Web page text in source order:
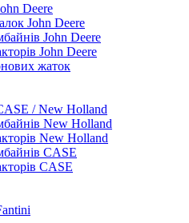
Deere
John Deere
John Deere
John Deere
жаток
/ New Holland
New Holland
New Holland
CASE
CASE